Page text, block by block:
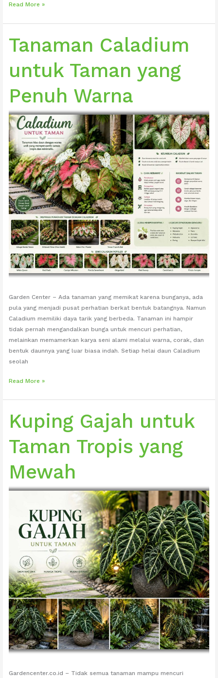
Keladi
untuk
yang
dan
Eksotis
Read More »
Tanaman Caladium
untuk Taman yang
Penuh Warna
Garden Center – Ada tanaman yang memikat karena bunganya, ada
pula yang menjadi pusat perhatian berkat bentuk batangnya. Namun
Caladium memiliki daya tarik yang berbeda. Tanaman ini hampir
tidak pernah mengandalkan bunga untuk mencuri perhatian,
melainkan memamerkan karya seni alami melalui warna, corak, dan
bentuk daunnya yang luar biasa indah. Setiap helai daun Caladium
seolah
Tanaman
untuk
yang
Warna
Read More »
Kuping Gajah untuk
Taman Tropis yang
Mewah
Gardencenter.co.id – Tidak semua tanaman mampu mencuri